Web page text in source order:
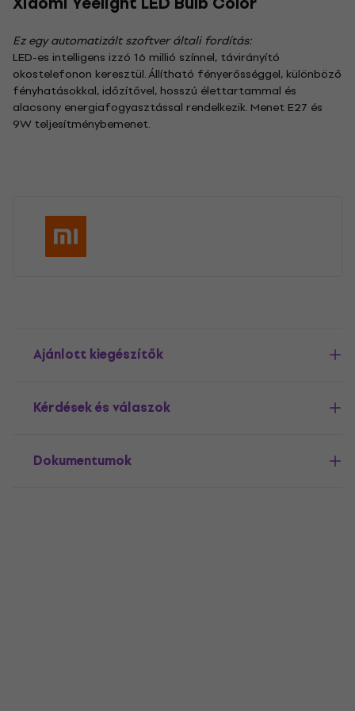
Ez egy automatizált szoftver általi fordítás:
LED-es intelligens izzó 16 millió színnel, távirányító
okostelefonon keresztül. Állítható fényerősséggel, különböző
fényhatásokkal, időzítővel, hosszú élettartammal és
alacsony energiafogyasztással rendelkezik. Menet E27 és
9W teljesítménybemenet.
Ajánlott kiegészítők
Kérdések és válaszok
Dokumentumok